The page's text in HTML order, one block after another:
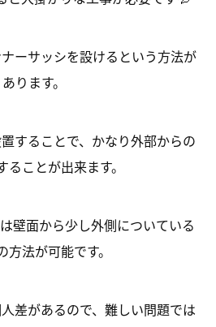
ーサッシを設けるという方法が
あります。
することで、かなり外部からの
ることが出来ます。
壁面から少し外側についている
方法が可能です。
差があるので、難しい問題では